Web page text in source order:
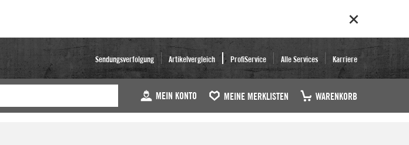
Sendungsverfolgung Artikelvergleich ProfiService Alle Services Karriere
MEIN KONTO MEINE MERKLISTEN WARENKORB